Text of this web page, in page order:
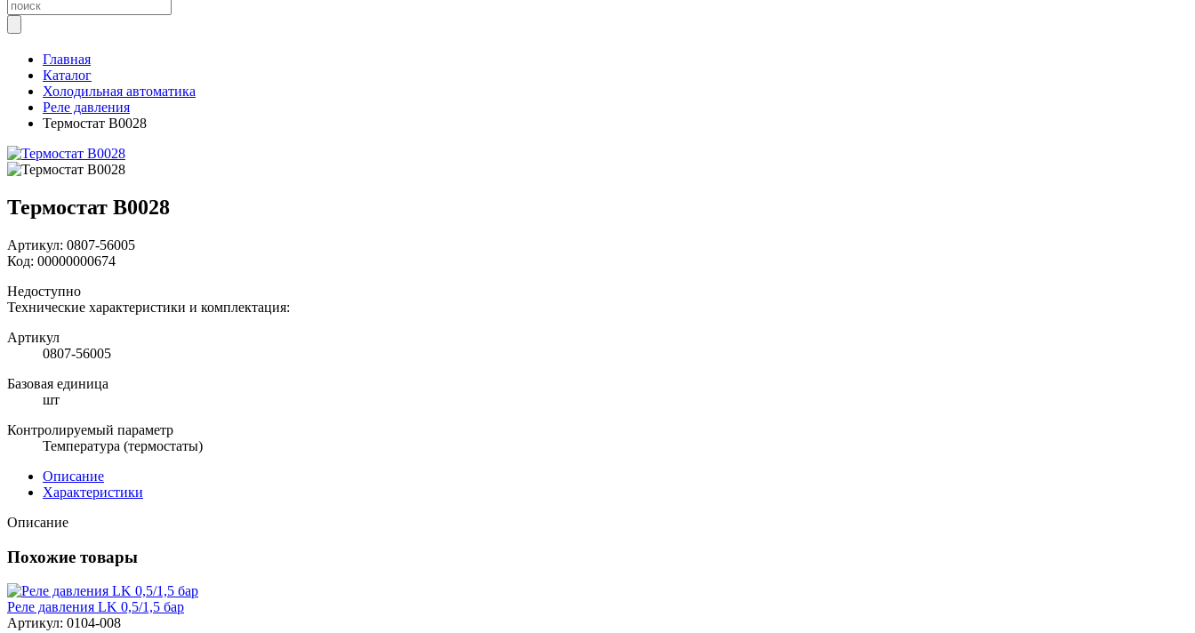
Главная
Каталог
Холодильная автоматика
Реле давления
Термостат B0028
Термостат B0028
Артикул: 0807-56005
Код: 00000000674
Недоступно
Технические характеристики и комплектация:
Артикул
0807-56005
Базовая единица
шт
Контролируемый параметр
Температура (термостаты)
Описание
Характеристики
Описание
Похожие товары
Реле давления LK 0,5/1,5 бар
Артикул: 0104-008